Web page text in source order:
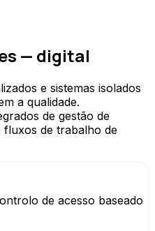
— digital
e sistemas isolados
a qualidade.
de gestão de
fluxos de trabalho de
de acesso baseado